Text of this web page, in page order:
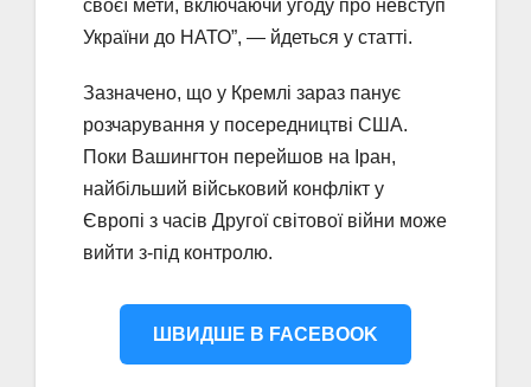
своєї мети, включаючи угоду про невступ
України до НАТО”, — йдеться у статті.
Зазначено, що у Кремлі зараз панує
розчарування у посередництві США.
Поки Вашингтон перейшов на Іран,
найбільший військовий конфлікт у
Європі з часів Другої світової війни може
вийти з-під контролю.
ШВИДШЕ В FACEBOOK